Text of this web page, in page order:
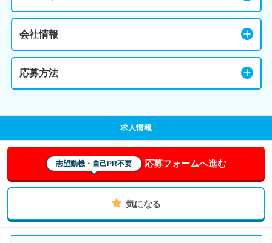
会社情報
応募方法
求人情報
志望動機・自己PR不要 応募フォームへ進む
気になる